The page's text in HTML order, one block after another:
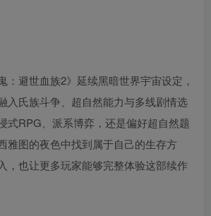
：避世血族2》延续黑暗世界宇宙设定，
入氏族斗争、超自然能力与多线剧情选
式RPG、派系博弈，还是偏好超自然题
雅图的夜色中找到属于自己的生存方
，也让更多玩家能够完整体验这部续作